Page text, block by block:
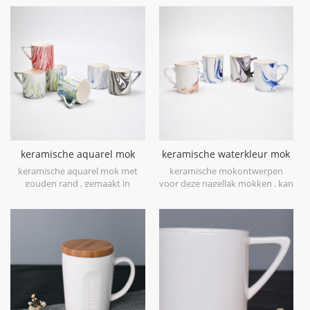
keramische aquarel mok
met gouden rand
keramische aquarel mok met
gouden rand , gemaakt in
geglazuurd, niet bedrukt.
keramische waterkleur mok
gouden rand
vaatwasmachinebestendig
keramische mokontwerpen
voor deze nagellak mokken , kan
in een stuk mok, dit is prachtig.